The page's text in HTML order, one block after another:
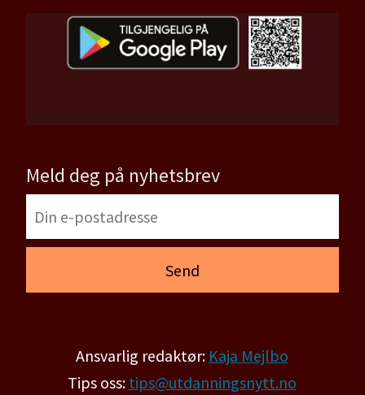
Meld deg på nyhetsbrev
Ansvarlig redaktør: Kaja Mejlbo
Tips oss: tips@utdanningsnytt.no